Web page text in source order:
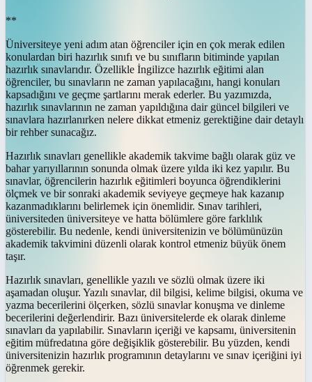
**
Üniversiteye yeni adım atan öğrenciler için en çok merak edilen
konulardan biri hazırlık sınıfı ve bu sınıfların bitiminde yapılan
hazırlık sınavlarıdır. Özellikle İngilizce hazırlık eğitimi alan
öğrenciler, bu sınavların ne zaman yapılacağını, hangi konuları
kapsadığını ve geçme şartlarını merak ederler. Bu yazımızda,
hazırlık sınavlarının ne zaman yapıldığına dair güncel bilgileri ve
sınavlara hazırlanırken nelere dikkat etmeniz gerektiğine dair detaylı
bir rehber sunacağız.
Hazırlık sınavları genellikle akademik takvime bağlı olarak güz ve
bahar yarıyıllarının sonunda olmak üzere yılda iki kez yapılır. Bu
sınavlar, öğrencilerin hazırlık eğitimleri boyunca öğrendiklerini
ölçmek ve bir sonraki akademik seviyeye geçmeye hak kazanıp
kazanmadıklarını belirlemek için önemlidir. Sınav tarihleri,
üniversiteden üniversiteye ve hatta bölümlere göre farklılık
gösterebilir. Bu nedenle, kendi üniversitenizin ve bölümünüzün
akademik takvimini düzenli olarak kontrol etmeniz büyük önem
taşır.
Hazırlık sınavları, genellikle yazılı ve sözlü olmak üzere iki
aşamadan oluşur. Yazılı sınavlar, dil bilgisi, kelime bilgisi, okuma ve
yazma becerilerini ölçerken, sözlü sınavlar konuşma ve dinleme
becerilerini değerlendirir. Bazı üniversitelerde ek olarak dinleme
sınavları da yapılabilir. Sınavların içeriği ve kapsamı, üniversitenin
eğitim müfredatına göre değişiklik gösterebilir. Bu yüzden, kendi
üniversitenizin hazırlık programının detaylarını ve sınav içeriğini iyi
öğrenmek gerekir.